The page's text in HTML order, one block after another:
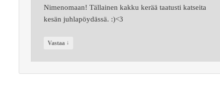
Nimenomaan! Tällainen kakku kerää taatusti katseita
kesän juhlapöydässä. :)<3
Vastaa ↓